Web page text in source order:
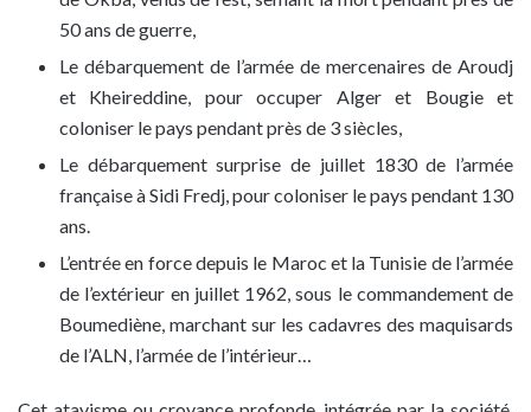
50 ans de guerre,
Le débarquement de l’armée de mercenaires de Aroudj
et Kheireddine, pour occuper Alger et Bougie et
coloniser le pays pendant près de 3 siècles,
Le débarquement surprise de juillet 1830 de l’armée
française à Sidi Fredj, pour coloniser le pays pendant 130
ans.
L’entrée en force depuis le Maroc et la Tunisie de l’armée
de l’extérieur en juillet 1962, sous le commandement de
Boumediène, marchant sur les cadavres des maquisards
de l’ALN, l’armée de l’intérieur…